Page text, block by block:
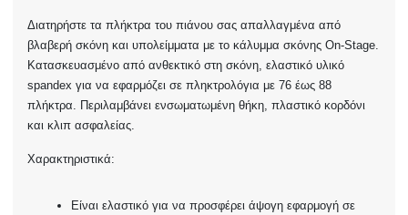
Διατηρήστε τα πλήκτρα του πιάνου σας απαλλαγμένα από
βλαβερή σκόνη και υπολείμματα με το κάλυμμα σκόνης On-Stage.
Κατασκευασμένο από ανθεκτικό στη σκόνη, ελαστικό υλικό
spandex για να εφαρμόζει σε πληκτρολόγια με 76 έως 88
πλήκτρα. Περιλαμβάνει ενσωματωμένη θήκη, πλαστικό κορδόνι
και κλιπ ασφαλείας.
Χαρακτηριστικά:
Είναι ελαστικό για να προσφέρει άψογη εφαρμογή σε